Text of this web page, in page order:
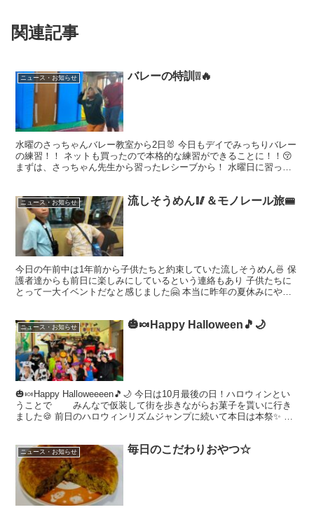
関連記事
ニュース・お知らせ バレーの特訓❕❕🔥
水曜のさっちゃんバレー教室から2日🐰 今日もデイでみっちりバレー
の練習！！ ネットも買ったので本格的な練習ができることに！！😚
まずは、さっちゃん先生から習ったレシーブから！ 水曜日に習った
ニュース・お知らせ 流しそうめん🥢＆モノレール旅🚝
今日の午前中は1年前から子供たちと約束していた流しそうめん🍜 保
護者達からも前日に楽しみにしているという連絡もあり 子供たちに
とって一大イベントだなと感じました🤗 本当に昨年の夏休みにやっ
ニュース・お知らせ 🎃🍬Happy Halloween🎵🌙
🎃🍬Happy Halloweeeen🎵🌙 今日は10月最後の日！ハロウィンとい
うことで みんなで仮装して街を歩きながらお菓子を貰いに行き
ました🍪 前日のハロウィンリズムジャンプに続いて本日は本祭✨ み
ニュース・お知らせ 毎日のこだわりおやつ☆